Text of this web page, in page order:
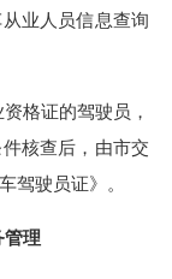
业人员信息查询
格证的驾驶员，
核查后，由市交
驾驶员证》。
管理